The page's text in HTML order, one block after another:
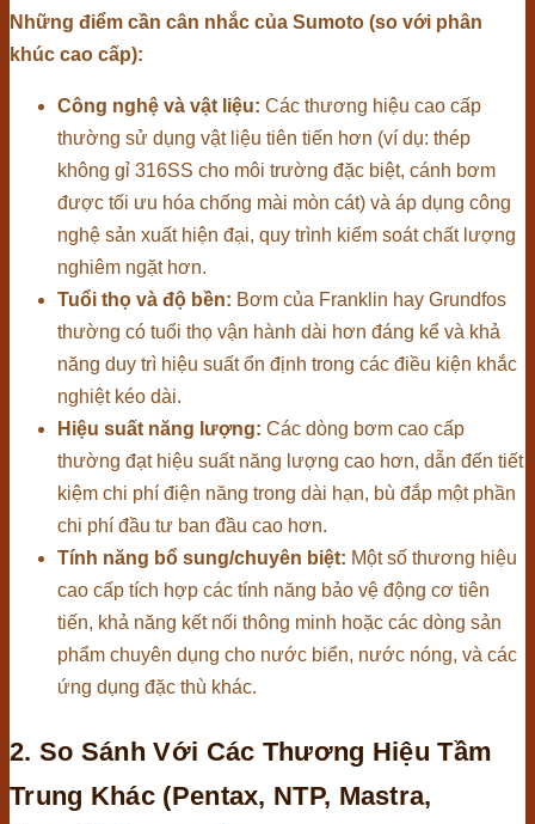
Những điểm cần cân nhắc của Sumoto (so với phân
khúc cao cấp):
Công nghệ và vật liệu: Các thương hiệu cao cấp
thường sử dụng vật liệu tiên tiến hơn (ví dụ: thép
không gỉ 316SS cho môi trường đặc biệt, cánh bơm
được tối ưu hóa chống mài mòn cát) và áp dụng công
nghệ sản xuất hiện đại, quy trình kiểm soát chất lượng
nghiêm ngặt hơn.
Tuổi thọ và độ bền: Bơm của Franklin hay Grundfos
thường có tuổi thọ vận hành dài hơn đáng kể và khả
năng duy trì hiệu suất ổn định trong các điều kiện khắc
nghiệt kéo dài.
Hiệu suất năng lượng: Các dòng bơm cao cấp
thường đạt hiệu suất năng lượng cao hơn, dẫn đến tiết
kiệm chi phí điện năng trong dài hạn, bù đắp một phần
chi phí đầu tư ban đầu cao hơn.
Tính năng bổ sung/chuyên biệt: Một số thương hiệu
cao cấp tích hợp các tính năng bảo vệ động cơ tiên
tiến, khả năng kết nối thông minh hoặc các dòng sản
phẩm chuyên dụng cho nước biển, nước nóng, và các
ứng dụng đặc thù khác.
2. So Sánh Với Các Thương Hiệu Tầm
Trung Khác (Pentax, NTP, Mastra,